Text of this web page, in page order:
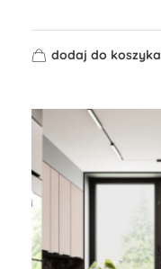
dodaj do koszyka